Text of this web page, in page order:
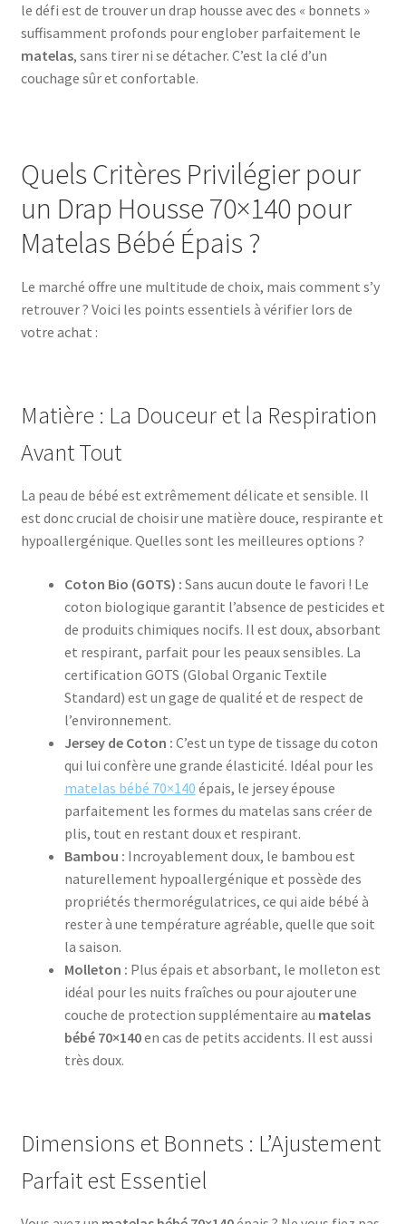
le défi est de trouver un drap housse avec des « bonnets »
suffisamment profonds pour englober parfaitement le
matelas, sans tirer ni se détacher. C’est la clé d’un
couchage sûr et confortable.
Quels Critères Privilégier pour
un Drap Housse 70×140 pour
Matelas Bébé Épais ?
Le marché offre une multitude de choix, mais comment s’y
retrouver ? Voici les points essentiels à vérifier lors de
votre achat :
Matière : La Douceur et la Respiration
Avant Tout
La peau de bébé est extrêmement délicate et sensible. Il
est donc crucial de choisir une matière douce, respirante et
hypoallergénique. Quelles sont les meilleures options ?
Coton Bio (GOTS) : Sans aucun doute le favori ! Le
coton biologique garantit l’absence de pesticides et
de produits chimiques nocifs. Il est doux, absorbant
et respirant, parfait pour les peaux sensibles. La
certification GOTS (Global Organic Textile
Standard) est un gage de qualité et de respect de
l’environnement.
Jersey de Coton : C’est un type de tissage du coton
qui lui confère une grande élasticité. Idéal pour les
matelas bébé 70×140 épais, le jersey épouse
parfaitement les formes du matelas sans créer de
plis, tout en restant doux et respirant.
Bambou : Incroyablement doux, le bambou est
naturellement hypoallergénique et possède des
propriétés thermorégulatrices, ce qui aide bébé à
rester à une température agréable, quelle que soit
la saison.
Molleton : Plus épais et absorbant, le molleton est
idéal pour les nuits fraîches ou pour ajouter une
couche de protection supplémentaire au matelas
bébé 70×140en cas de petits accidents. Il est aussi
très doux.
Dimensions et Bonnets : L’Ajustement
Parfait est Essentiel